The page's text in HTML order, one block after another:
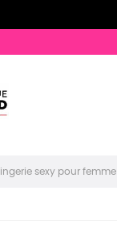
Lingerie sexy pour femme